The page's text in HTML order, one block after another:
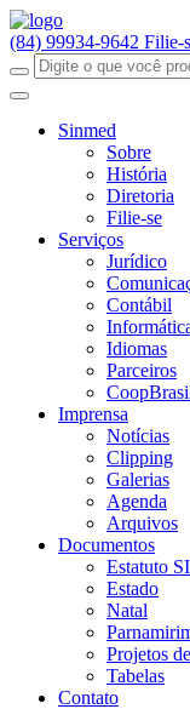
(84) 99934-9642 Filie-
Sinmed
Sobre
História
Diretoria
Filie-se
Serviços
Jurídico
Contábil
Idiomas
Parceiros
Imprensa
Notícias
Clipping
Galerias
Agenda
Arquivos
Documentos
Estatuto
Estado
Natal
Projetos
Tabelas
Contato